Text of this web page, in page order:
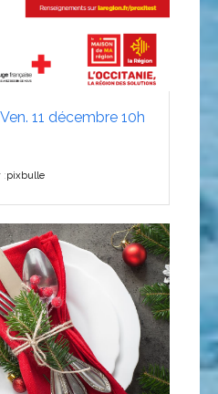
11 décembre 10h
:pixbulle